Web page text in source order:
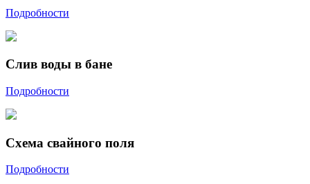
Подробности
Слив воды в бане
Подробности
Схема свайного поля
Подробности